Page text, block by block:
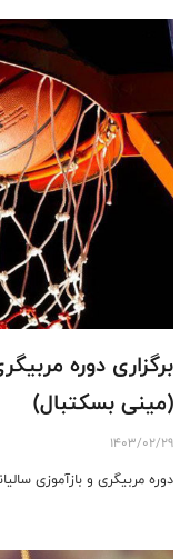
برگزاری دوره
(مینی بسکتبال)
1403/02/29
دوره مربیگری و بازآموزی